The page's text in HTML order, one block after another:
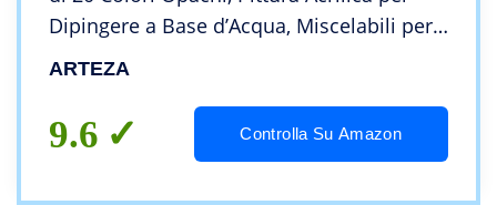
Dipingere a Base d’Acqua, Miscelabili per
Arte e Fai-da-Te su Vetro, Legno, Ceramica,
ARTEZA
9.6 Controlla Su Amazon